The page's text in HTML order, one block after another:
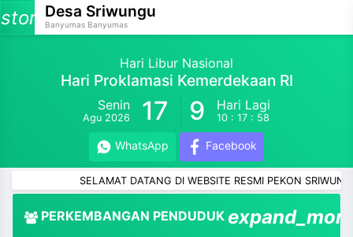
storageDesa Sriwungu
Banyumas Banyumas
Hari Libur Nasional
Hari Proklamasi Kemerdekaan RI
Senin
Agu 2026 17 9 Hari Lagi
10 : 17 : 57
WhatsApp Facebook
SELAMAT DATANG DI WEBSITE RESMI PEKON
PERKEMBANGAN PENDUDUK